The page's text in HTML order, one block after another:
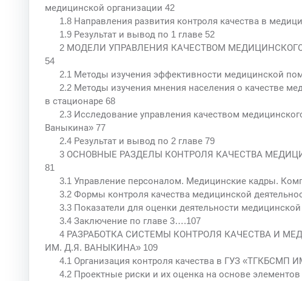
медицинской организации 42
1.8 Направления развития контроля качества в
1.9 Результат и вывод по 1 главе 52
2 МОДЕЛИ УПРАВЛЕНИЯ КАЧЕСТВОМ
54
2.1 Методы изучения эффективности медицинской
2.2 Методы изучения мнения населения о качестве
в стационаре 68
2.3 Исследование управления качеством
Ваныкина» 77
2.4 Результат и вывод по 2 главе 79
3 ОСНОВНЫЕ РАЗДЕЛЫ КОНТРОЛЯ КАЧЕСТВА
81
3.1 Управление персоналом. Медицинские кадры.
3.2 Формы контроля качества медицинской
3.3 Показатели для оценки деятельности
3.4 Заключение по главе 3….107
4 РАЗРАБОТКА СИСТЕМЫ КОНТРОЛЯ КАЧЕСТВА И
ИМ. Д.Я. ВАНЫКИНА» 109
4.1 Организация контроля качества в ГУЗ «ТГКБСМП
4.2 Проектные риски и их оценка на основе элементов